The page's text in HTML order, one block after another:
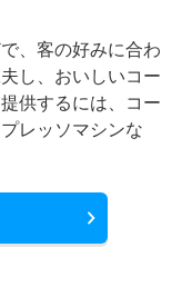
、客の好みに合わ
し、おいしいコー
供するには、コー
レッソマシンな